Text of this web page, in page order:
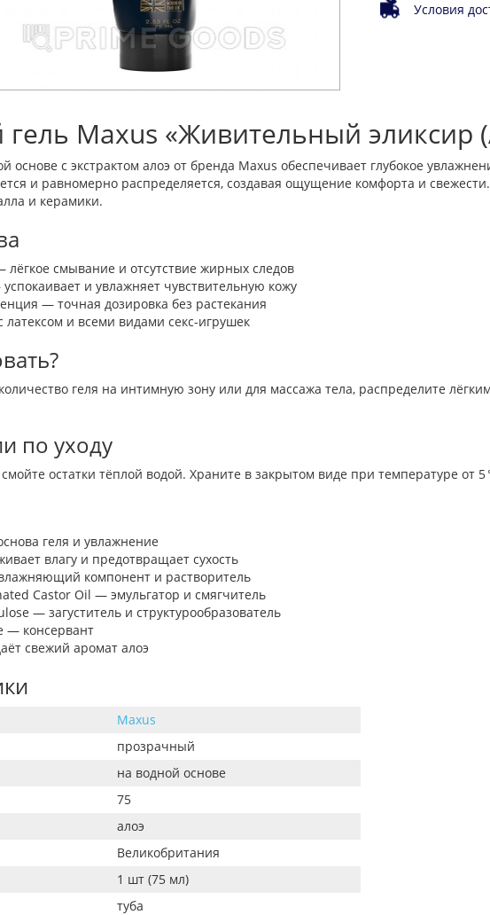
Условия
Maxus «Живительный эликсир
основе с экстрактом алоэ от бренда Maxus обеспечивает глубокое
и равномерно распределяется, создавая ощущение комфорта и
и керамики.
лёгкое смывание и отсутствие жирных следов
и увлажняет чувствительную кожу
— точная дозировка без растекания
латексом и всеми видами секс-игрушек
геля на интимную зону или для массажа тела, распределите
по уходу
остатки тёплой водой. Храните в закрытом виде при температуре от 5
геля и увлажнение
влагу и предотвращает сухость
компонент и растворитель
Castor Oil — эмульгатор и смягчитель
— загуститель и структурообразователь
— консервант
свежий аромат алоэ
Maxus
прозрачный
на водной основе
75
алоэ
Великобритания
1 шт (75 мл)
туба